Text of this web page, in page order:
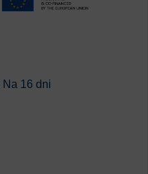
Na 16 dni